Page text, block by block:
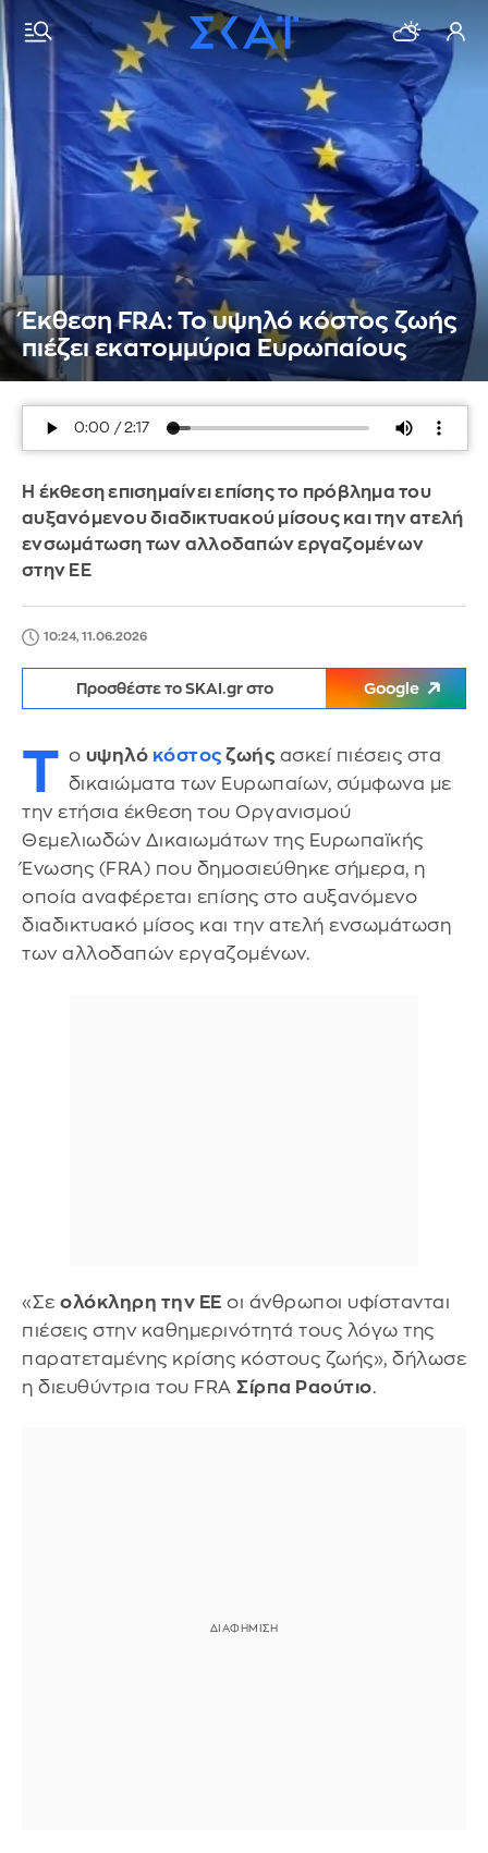
Έκθεση FRA: Το υψηλό κόστος ζωής
πιέζει εκατομμύρια Ευρωπαίους
Η έκθεση επισημαίνει επίσης το πρόβλημα του
αυξανόμενου διαδικτυακού μίσους και την ατελή
ενσωμάτωση των αλλοδαπών εργαζομένων
στην ΕΕ
10:24, 11.06.2026
Προσθέστε το SKAI.gr στο Google
Τ ο υψηλό κόστος ζωής ασκεί πιέσεις στα
δικαιώματα των Ευρωπαίων, σύμφωνα με
την ετήσια έκθεση του Οργανισμού
Θεμελιωδών Δικαιωμάτων της Ευρωπαϊκής
Ένωσης (FRA) που δημοσιεύθηκε σήμερα, η
οποία αναφέρεται επίσης στο αυξανόμενο
διαδικτυακό μίσος και την ατελή ενσωμάτωση
των αλλοδαπών εργαζομένων.
«Σε ολόκληρη την ΕΕ οι άνθρωποι υφίστανται
πιέσεις στην καθημερινότητά τους λόγω της
παρατεταμένης κρίσης κόστους ζωής», δήλωσε
η διευθύντρια του FRA Σίρπα Ραούτιο.